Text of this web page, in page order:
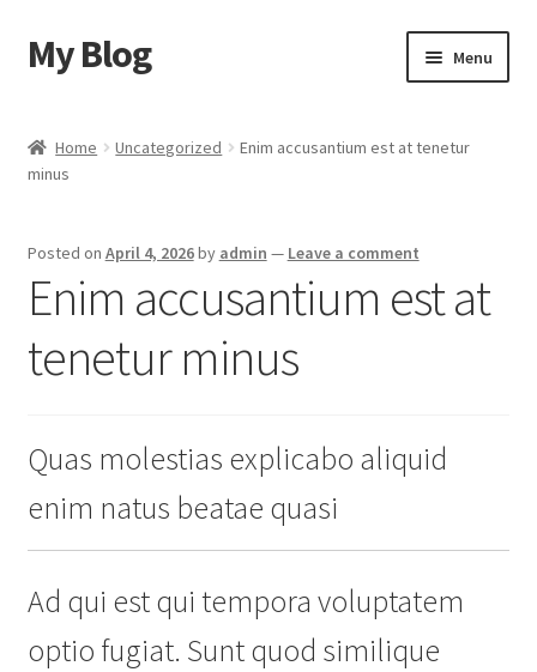
Skip
to
Skip
to
My Blog Menu
Cart
Checkout
My account
Sample Page
Home Uncategorized
Enim accusantium est at tenetur
minus
Posted on April 4, 2026by admin — Leave a comment
Enim accusantium est at
tenetur minus
Quas molestias explicabo aliquid
enim natus beatae quasi
Ad qui est qui tempora voluptatem
optio fugiat. Sunt quod similique